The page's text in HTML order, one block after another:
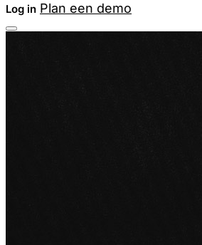
Log in Plan een demo